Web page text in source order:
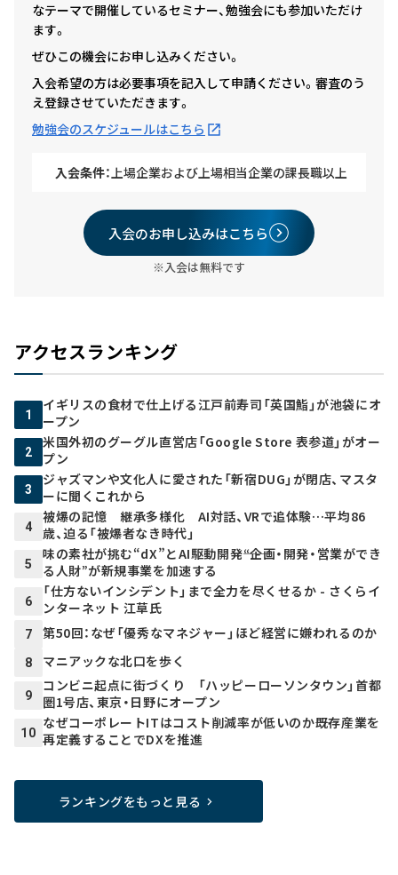
なテーマで開催しているセミナー、勉強会にも参加いただけ
ます。
ぜひこの機会にお申し込みください。
入会希望の方は必要事項を記入して申請ください。審査のう
え登録させていただきます。
勉強会のスケジュールはこちら
入会条件：上場企業および上場相当企業の課長職以上
入会のお申し込みはこちら
※入会は無料です
アクセスランキング
1
イギリスの食材で仕上げる江戸前寿司「英国鮨」が池袋にオ
ープン
2
米国外初のグーグル直営店「Google Store 表参道」がオー
プン
3
ジャズマンや文化人に愛された「新宿DUG」が閉店、マスタ
ーに聞くこれから
4
被爆の記憶 継承多様化 AI対話、VRで追体験…平均86
歳、迫る「被爆者なき時代」
5
味の素社が挑む“dX”とAI駆動開発――“企画・開発・営業ができ
る人財”が新規事業を加速する
6
「仕方ないインシデント」まで全力を尽くせるか - さくらイ
ンターネット 江草氏
7 第50回：なぜ「優秀なマネジャー」ほど経営に嫌われるのか
8 マニアックな北口を歩く
9
コンビニ起点に街づくり 「ハッピーローソンタウン」首都
圏1号店、東京・日野にオープン
10
なぜコーポレートITはコスト削減率が低いのか――既存産業を
再定義することでDXを推進
ランキングをもっと見る